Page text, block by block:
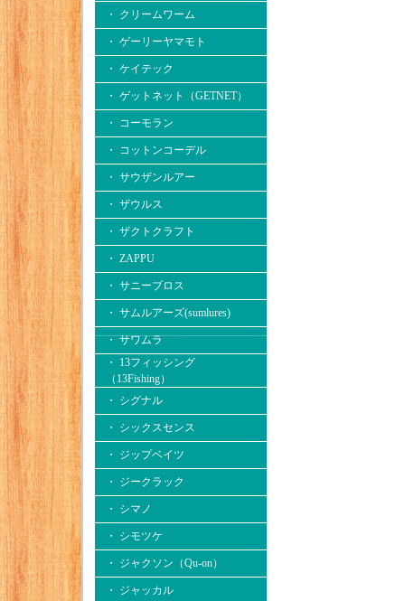
・ クリームワーム
・ ゲーリーヤマモト
・ ケイテック
・ ゲットネット（GETNET）
・ コーモラン
・ コットンコーデル
・ サウザンルアー
・ ザウルス
・ ザクトクラフト
・ ZAPPU
・ サニーブロス
・ サムルアーズ(sumlures)
・ サワムラ
・ 13フィッシング
（13Fishing）
・ シグナル
・ シックスセンス
・ ジップベイツ
・ ジークラック
・ シマノ
・ シモツケ
・ ジャクソン（Qu-on）
・ ジャッカル